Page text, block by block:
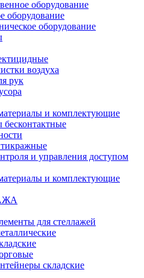
оборудование
оборудование
оборудование
воздуха
рук
и комплектующие
и управления доступом
и комплектующие
для стеллажей
складские